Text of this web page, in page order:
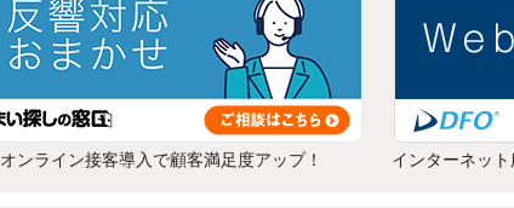
オンライン接客導入で顧客満足度アップ！ インターネッ